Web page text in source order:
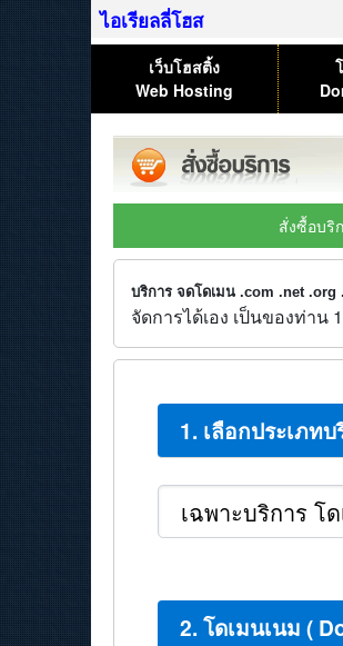
ไอเรียลลี่โฮส
เว็บโฮสติ้ง
Web Hosting
สั่งซื้อบริ
บริการ จดโดเมน .com .net
จัดการได้เอง เป็นของท่าน
1. เลือกประเภทบ
2. โดเมนเนม (